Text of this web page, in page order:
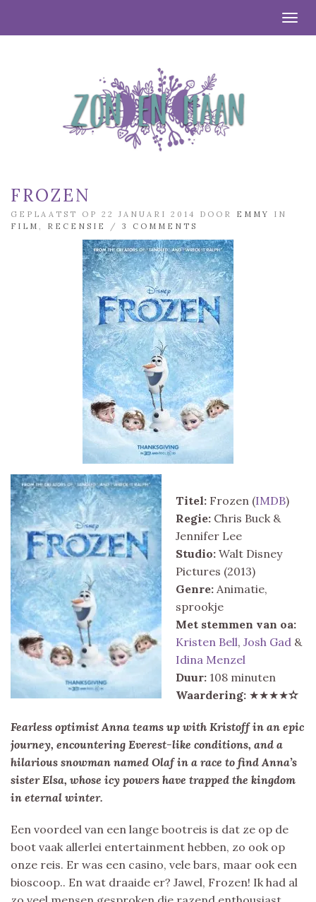
FROZEN
GEPLAATST OP 22 JANUARI 2014 DOOR EMMY
IN
FILM
RECENSIE / 3 COMMENTS
Titel: Frozen (IMDB)
Regie: Chris Buck &
Jennifer Lee
Studio: Walt Disney
Pictures (2013)
Genre: Animatie,
sprookje
Met stemmen van oa:
Kristen Bell, Josh Gad &
Idina Menzel
Duur: 108 minuten
Waardering: ★★★★✫
Fearless optimist Anna teams up with Kristoff in an epic
journey, encountering Everest-like conditions, and a
hilarious snowman named Olaf in a race to find Anna’s
sister Elsa, whose icy powers have trapped the kingdom
in eternal winter.
Een voordeel van een lange bootreis is dat ze op de
boot vaak allerlei entertainment hebben, zo ook op
onze reis. Er was een casino, vele bars, maar ook een
bioscoop.. En wat draaide er? Jawel, Frozen! Ik had al